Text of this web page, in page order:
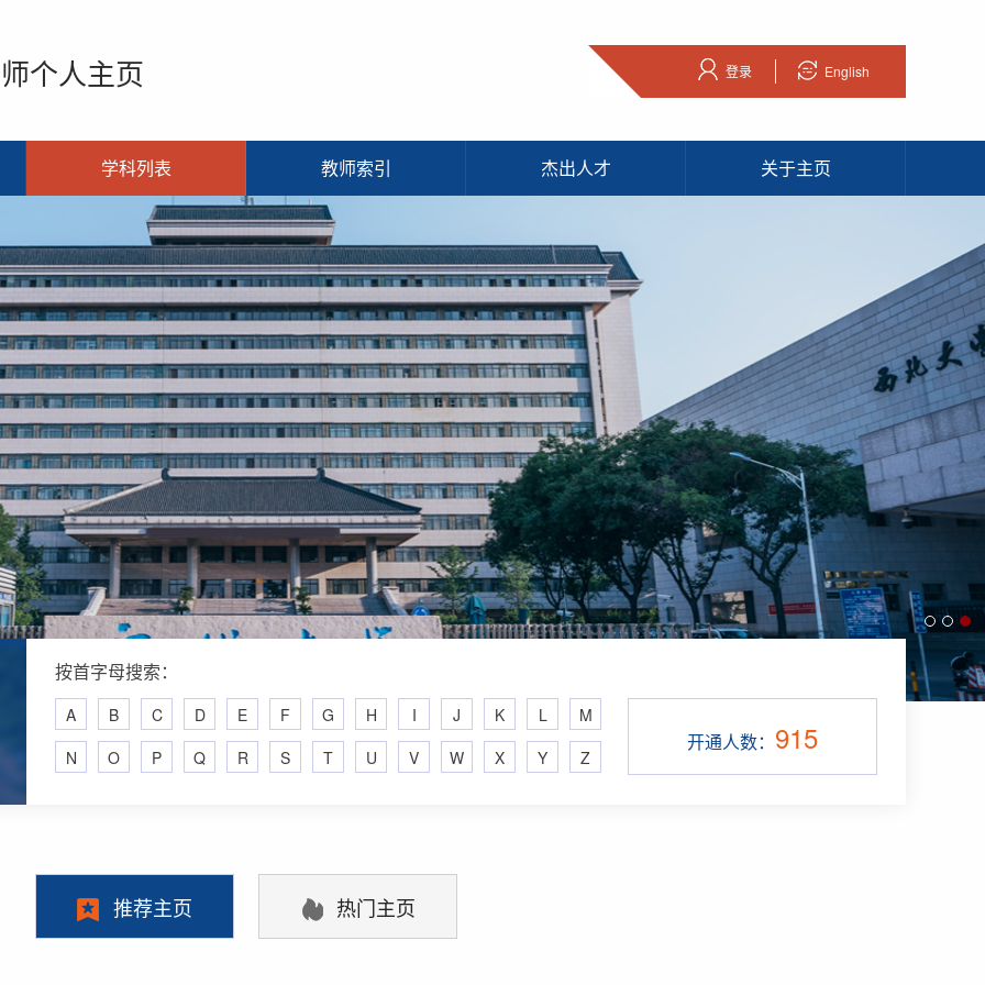
个人主页 登录 English
学科列表 教师索引 杰出人才 关于主页
按首字母搜索：
A B C D E F G H I J K L
M
N
O P Q R S T U V W X Y Z
开通人数： 915
推荐主页 热门主页